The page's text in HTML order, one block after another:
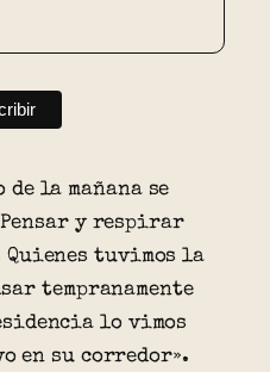
de la mañana se
y respirar
Quienes tuvimos la
tempranamente
lo vimos
en su corredor».